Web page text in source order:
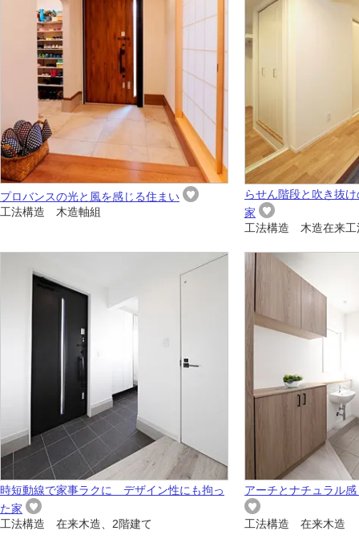
プロバンスの光と風を感じる住まい
工法構造 木造軸組
らせん階段と吹き抜
家
工法構造 木造在来工
時短動線で家事ラクに デザイン性にも拘っ
た家
工法構造 在来木造、2階建て
アーチとナチュラル
工法構造 在来木造